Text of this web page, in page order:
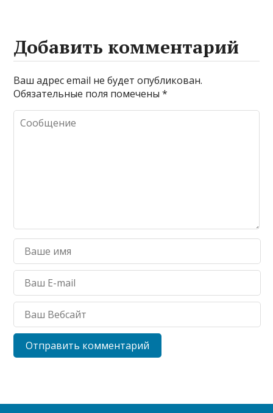
Добавить комментарий
Ваш адрес email не будет опубликован.
Обязательные поля помечены*